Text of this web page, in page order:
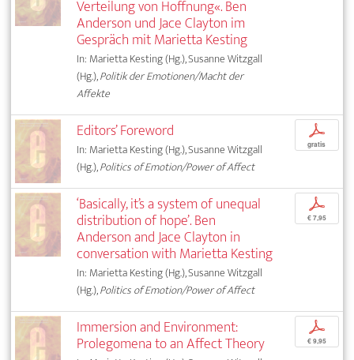
Verteilung von Hoffnung«. Ben
Anderson und Jace Clayton im
Gespräch mit Marietta Kesting
In: Marietta Kesting (Hg.), Susanne Witzgall
(Hg.),Politik der Emotionen/Macht der
Affekte
Editors’ Foreword
In: Marietta Kesting (Hg.), Susanne Witzgall
(Hg.),Politics of Emotion/Power of Affect
p
gratis
‘Basically, it’s a system of unequal
distribution of hope’. Ben
Anderson and Jace Clayton in
conversation with Marietta Kesting
In: Marietta Kesting (Hg.), Susanne Witzgall
(Hg.),Politics of Emotion/Power of Affect
p
€ 7,95
Immersion and Environment:
Prolegomena to an Affect Theory
p
€ 9,95